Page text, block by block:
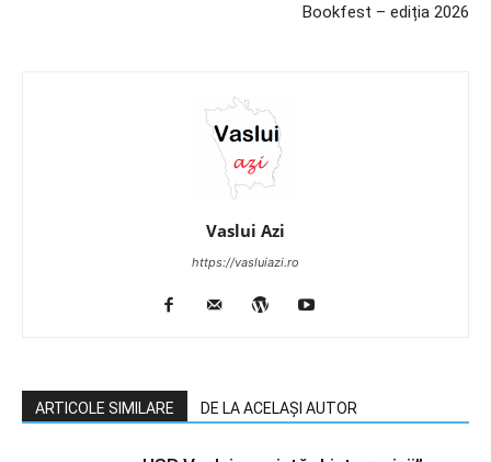
Bookfest – ediția 2026
Vaslui Azi
https://vasluiazi.ro
ARTICOLE SIMILARE DE LA ACELAȘI AUTOR